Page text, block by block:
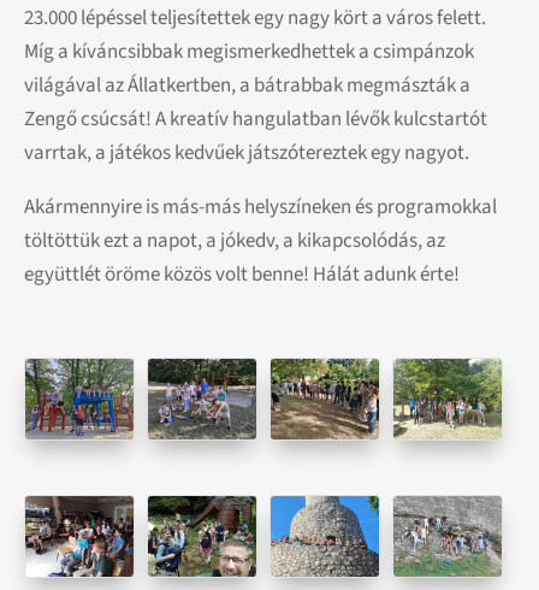
23.000 lépéssel teljesítettek egy nagy kört a város felett.
Míg a kíváncsibbak megismerkedhettek a csimpánzok
világával az Állatkertben, a bátrabbak megmászták a
Zengő csúcsát! A kreatív hangulatban lévők kulcstartót
varrtak, a játékos kedvűek játszótereztek egy nagyot.
Akármennyire is más-más helyszíneken és programokkal
töltöttük ezt a napot, a jókedv, a kikapcsolódás, az
együttlét öröme közös volt benne! Hálát adunk érte!